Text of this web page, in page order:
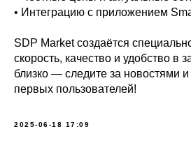
• Интеграцию с приложением
SDP Market создаётся
скорость, качество и удобство в
близко — следите за новостями и
первых пользователей!
2025-06-18 17:09